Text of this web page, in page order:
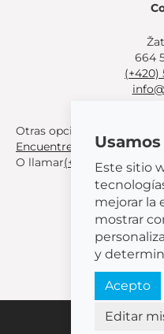
664
(+420)
Otras opciones de compra:
Encuentre un distribuidor
O llamar(+420) 544 224
©
Este sitio
mejorar la
mostrar
y
Acepto
Editar